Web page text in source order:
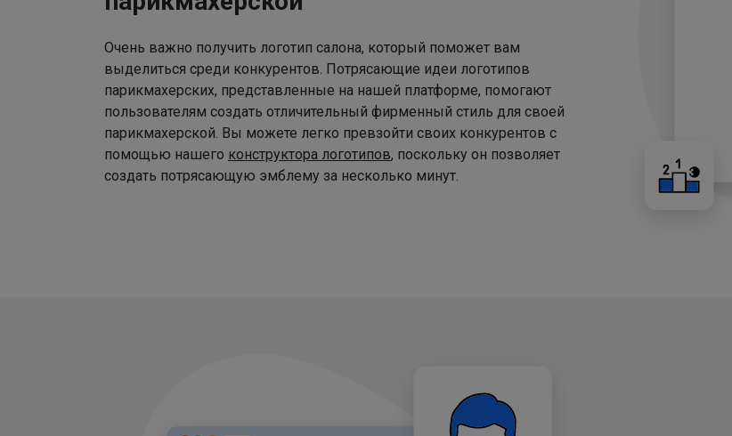
Очень важно получить логотип салона, который поможет вам
выделиться среди конкурентов. Потрясающие идеи логотипов
парикмахерских, представленные на нашей платформе, помогают
пользователям создать отличительный фирменный стиль для своей
парикмахерской. Вы можете легко превзойти своих конкурентов с
помощью нашего конструктора логотипов, поскольку он позволяет
создать потрясающую эмблему за несколько минут.